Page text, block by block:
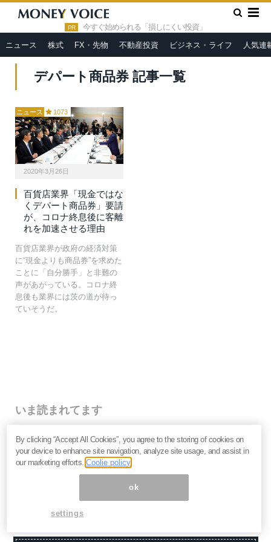
PR 今すぐ始められる「損しにくい投資」
ニュース 株式 FX・先物 不動産投資 ビジネス・ライフ 人気連
HOME » デパート商品券
デパート商品券 記事一覧
ニュース 1073
2020年3月26日
百貨店業界「現金ではな
くデパート商品券」要請
が、コロナ終息後に客離
れを加速させる理由
百貨店業界が政府の経済対策
に“現金よりも商品券”を求めた
ことに「自分勝手」と非難の
声があがっている。コロナ終
息後も業界には茨の道が待っ
ていそうだ。
いま読まれてます
株価乱高下「アドバンテスト」は買いか？AI特需の行方
と投資リスクを解説＝江口裕臣
株価下落「三菱重工」今が買い？長期投資家が見るべ
き“防衛だけじゃない”強さと投資リスク＝栫井駿介
優待新設「大黒屋HD」は買いか？仕手株説をどう見る
By clicking “Accept All Cookies”, you agree to the storing of cookies on
your device to enhance site navigation, analyze site usage, and assist in
our marketing efforts.Coolie policy
ok
settings